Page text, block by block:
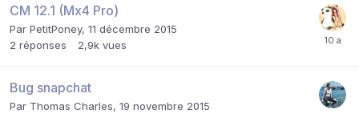
CM 12.1 (Mx4 Pro)
Par PetitPoney, 11 décembre 2015
2 réponses 2,9k vues
Bug snapchat
Par Thomas Charles, 19 novembre 2015